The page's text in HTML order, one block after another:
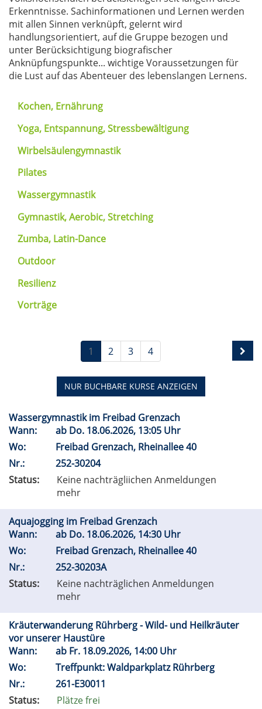
Erkenntnisse. Sachinformationen und Lernen werden
mit allen Sinnen verknüpft, gelernt wird
handlungsorientiert, auf die Gruppe bezogen und
unter Berücksichtigung biografischer
Anknüpfungspunkte... wichtige Voraussetzungen für
die Lust auf das Abenteuer des lebenslangen Lernens.
Kochen, Ernährung
Yoga, Entspannung, Stressbewältigung
Wirbelsäulengymnastik
Pilates
Wassergymnastik
Gymnastik, Aerobic, Stretching
Zumba, Latin-Dance
Outdoor
Resilienz
Vorträge
1 2 3 4
NUR BUCHBARE KURSE ANZEIGEN
Wassergymnastik im Freibad Grenzach
Wann:
ab Do. 18.06.2026, 13:05 Uhr
Wo:
Freibad Grenzach, Rheinallee 40
Nr.:
252-30204
Status:
Keine nachträgliichen Anmeldungen
mehr
Aquajogging im Freibad Grenzach
Wann:
ab Do. 18.06.2026, 14:30 Uhr
Wo:
Freibad Grenzach, Rheinallee 40
Nr.:
252-30203A
Status:
Keine nachträglichen Anmeldungen
mehr
Kräuterwanderung Rührberg - Wild- und Heilkräuter
vor unserer Haustüre
Wann:
ab Fr. 18.09.2026, 14:00 Uhr
Wo:
Treffpunkt: Waldparkplatz Rührberg
Nr.:
261-E30011
Status:
Plätze frei